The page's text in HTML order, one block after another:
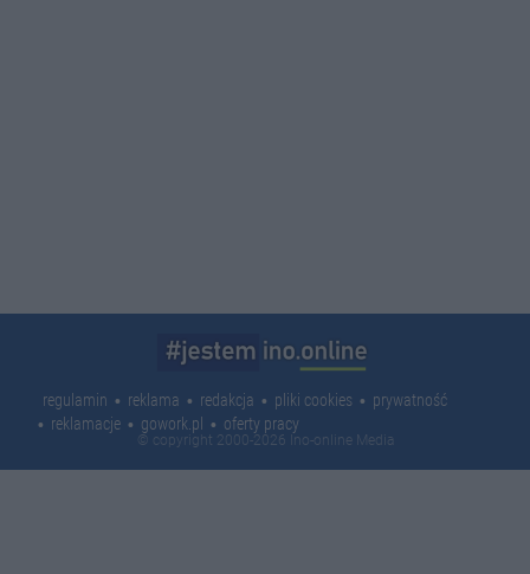
regulamin reklama redakcja pliki cookies
prywatność
reklamacje
gowork.pl oferty pracy
© copyright 2000-2026 Ino-online Media